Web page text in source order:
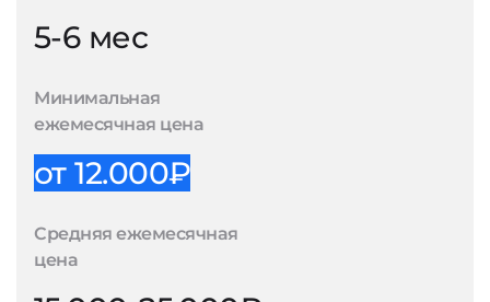
5-6 мес
Минимальная
ежемесячная цена
от 12.000₽
Средняя ежемесячная
цена